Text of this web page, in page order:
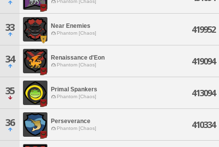
Phantom [Chaos]
33 Near Enemies
Phantom [Chaos] 419952
34 Renaissance d'Eon
Phantom [Chaos] 419094
35 Primal Spankers
Phantom [Chaos] 413094
36 Perseverance
Phantom [Chaos] 410334